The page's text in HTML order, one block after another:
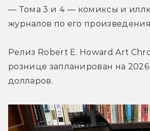
— Тома 3 и 4 — комиксы и
журналов по его
Релиз Robert E. Howard Art
рознице запланирован на 2026
долларов.